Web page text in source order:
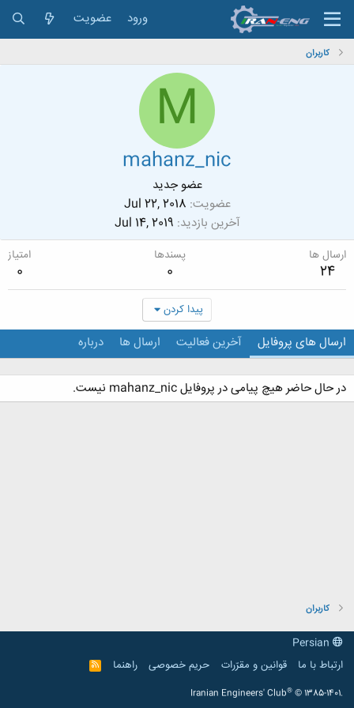
ورود عضویت
کاربران
M
mahanz_nic
عضو جدید
عضویت Jul 22, 2018
آخرین بازدید Jul 14, 2019
ارسال ها
24
پسندها
0
امتیاز
0
پیدا کردن
ارسال های پروفایل آخرین فعالیت ارسال ها درباره
در حال حاضر هیچ پیامی در پروفایل mahanz_nic نیست.
کاربران
ارتباط با ما
قوانین و مقرّرات حریم خصوصی راهنما
R
S
Iranian Engineers' Club® © 1385-1401.